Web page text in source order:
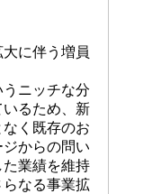
に伴う増員
ニッチな分
るため、新
く既存のお
からの問い
業績を維持
らなる事業拡